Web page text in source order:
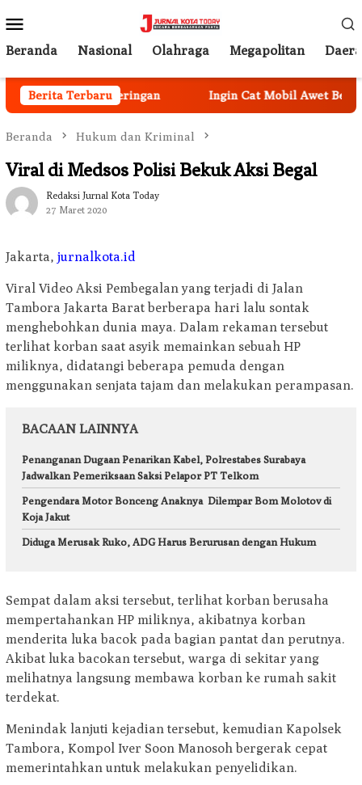
ke
kontenMobile
Beranda Nasional Olahraga Megapolitan
Berita Terbaru
Ancaman Kekeringan Ingin Cat Mobil Awet
Beranda Hukum dan Kriminal
Viral di Medsos Polisi Bekuk Aksi Begal
Redaksi Jurnal Kota Today
27 Maret 2020
Jakarta, jurnalkota.id
Viral Video Aksi Pembegalan yang terjadi di Jalan
Tambora Jakarta Barat berberapa hari lalu sontak
menghebohkan dunia maya. Dalam rekaman tersebut
terlihat korban saat asyik memainkan sebuah HP
miliknya, didatangi beberapa pemuda dengan
menggunakan senjata tajam dan melakukan perampasan.
BACAAN LAINNYA
Penanganan Dugaan Penarikan Kabel, Polrestabes Surabaya
Jadwalkan Pemeriksaan Saksi Pelapor PT Telkom
Pengendara Motor Bonceng Anaknya Dilempar Bom Molotov di
Koja Jakut
Diduga Merusak Ruko, ADG Harus Berurusan dengan Hukum
Sempat dalam aksi tersebut, terlihat korban berusaha
mempertahankan HP miliknya, akibatnya korban
menderita luka bacok pada bagian pantat dan perutnya.
Akibat luka bacokan tersebut, warga di sekitar yang
melihatnya langsung membawa korban ke rumah sakit
terdekat.
Menindak lanjuti kejadian tersebut, kemudian Kapolsek
Tambora, Kompol Iver Soon Manosoh bergerak cepat
memerintahkan untuk melakukan penyelidikan.